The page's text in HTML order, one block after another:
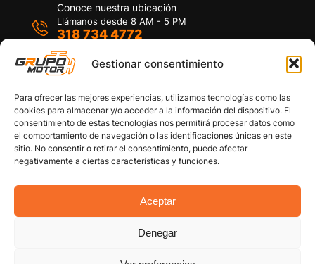
Gestionar consentimiento
Para ofrecer las mejores experiencias, utilizamos tecnologías como las
cookies para almacenar y/o acceder a la información del dispositivo. El
consentimiento de estas tecnologías nos permitirá procesar datos como
el comportamiento de navegación o las identificaciones únicas en este
sitio. No consentir o retirar el consentimiento, puede afectar
negativamente a ciertas características y funciones.
Aceptar
Denegar
Conoce nuestra ubicación
Llámanos desde 8 AM - 5 PM
318 734 4772
Por medio de WhatsApp
Copyright © 2026 Grupo Motor S.A.S. Todos los
Políticas de privacidad
Política de devoluciones y/o reembolsos
Términos y Condiciones